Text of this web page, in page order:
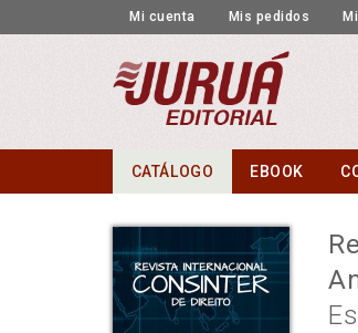
Mi cuenta Mis pedidos
CATÁLOGO EBOOK